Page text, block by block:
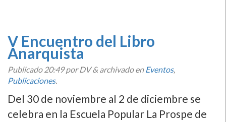
V Encuentro del Libro
Anarquista
Publicado20:49por DV&archivado enEventos,
Publicaciones.
Del 30 de noviembre al 2 de diciembre se
celebra en la Escuela Popular La Prospe de